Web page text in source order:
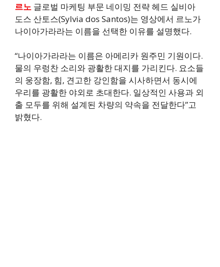
르노 글로벌 마케팅 부문 네이밍 전략 헤드 실비아
도스 산토스(Sylvia dos Santos)는 영상에서 르노가
나이아가라라는 이름을 선택한 이유를 설명했다.
“나이아가라라는 이름은 아메리카 원주민 기원이다.
물의 우렁찬 소리와 광활한 대지를 가리킨다. 요소들
의 웅장함, 힘, 견고한 강인함을 시사하면서 동시에
우리를 광활한 야외로 초대한다. 일상적인 사용과 외
출 모두를 위해 설계된 차량의 약속을 전달한다”고
밝혔다.